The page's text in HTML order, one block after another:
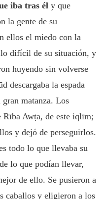
iba tras ély que
la gente de su
ellos el miedo con la
difícil de su situación, y
huyendo sin volverse
descargaba la espada
matanza. Los
Rība Awṭa, de este iqlīm;
y dejó de perseguirlos.
todo lo que llevaba su
lo que podían llevar,
de ello. Se pusieron a
caballos y eligieron a los